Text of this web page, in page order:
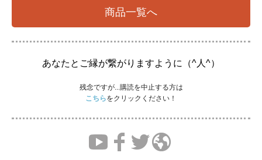
商品一覧へ
あなたとご縁が繋がりますように（^人^）
残念ですが...購読を中止する方は
こちらをクリックください！